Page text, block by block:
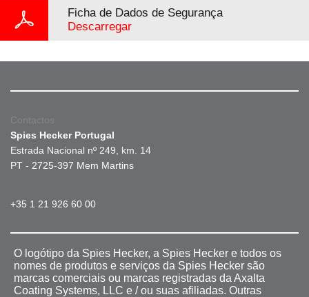
Ficha de Dados de Segurança
Descarregar
Contactos
Spies Hecker Portugal
Estrada Nacional nº 249, km. 14
PT - 2725-397 Mem Martins
+35 1 21 926 60 00
O logótipo da Spies Hecker, a Spies Hecker e todos os
nomes de produtos e serviços da Spies Hecker são
marcas comerciais ou marcas registradas da Axalta
Coating Systems, LLC e / ou suas afiliadas. Outras